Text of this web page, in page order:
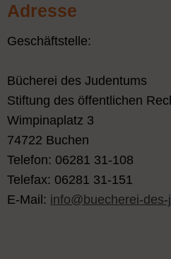
Adresse
Geschäftstelle:
Bücherei des Judentums
Stiftung des öffentlichen
Wimpinaplatz 3
74722 Buchen
Telefon: 06281 31-108
Telefax: 06281 31-151
E-Mail: info@buecherei-